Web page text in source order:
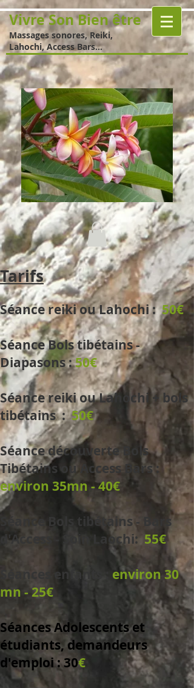
Vivre Son Bien être
Massages sonores, Reiki,
Lahochi, Access Bars...
Tarifs
Séance reiki ou Lahochi:50€
Séance Bols tibétains -
Diapasons:50€
Séance reiki ou Lahochi + bols
tibétains:50€
Séance découverte Bols
Tibétains ou Access Bars:
environ 35mn - 40€
Séance Bols tibétains - Bars
d'Access
- Soin Laochi:55€
Séances enfants
environ 30
mn - 25€
Séances Adolescents et
étudiants, demandeurs
d'emploi : 30€